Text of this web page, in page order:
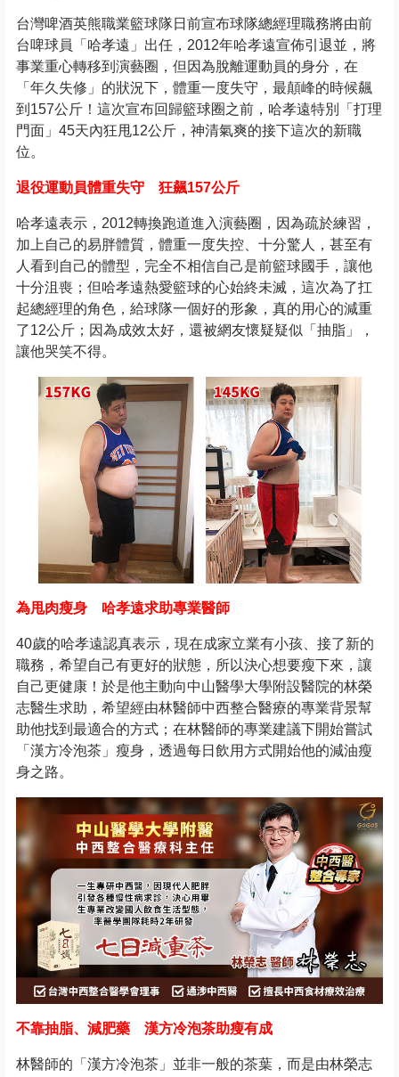
台灣啤酒英熊職業籃球隊日前宣布球隊總經理職務將由前
台啤球員「哈孝遠」出任，2012年哈孝遠宣佈引退並，將
事業重心轉移到演藝圈，但因為脫離運動員的身分，在
「年久失修」的狀況下，體重一度失守，最顛峰的時候飆
到157公斤！這次宣布回歸籃球圈之前，哈孝遠特別「打理
門面」45天內狂甩12公斤，神清氣爽的接下這次的新職
位。
退役運動員體重失守 狂飆157公斤
哈孝遠表示，2012轉換跑道進入演藝圈，因為疏於練習，
加上自己的易胖體質，體重一度失控、十分驚人，甚至有
人看到自己的體型，完全不相信自己是前籃球國手，讓他
十分沮喪；但哈孝遠熱愛籃球的心始終未滅，這次為了扛
起總經理的角色，給球隊一個好的形象，真的用心的減重
了12公斤；因為成效太好，還被網友懷疑疑似「抽脂」，
讓他哭笑不得。
為甩肉瘦身 哈孝遠求助專業醫師
40歲的哈孝遠認真表示，現在成家立業有小孩、接了新的
職務，希望自己有更好的狀態，所以決心想要瘦下來，讓
自己更健康！於是他主動向中山醫學大學附設醫院的林榮
志醫生求助，希望經由林醫師中西整合醫療的專業背景幫
助他找到最適合的方式；在林醫師的專業建議下開始嘗試
「漢方冷泡茶」瘦身，透過每日飲用方式開始他的減油瘦
身之路。
不靠抽脂、減肥藥 漢方冷泡茶助瘦有成
林醫師的「漢方冷泡茶」並非一般的茶葉，而是由林榮志